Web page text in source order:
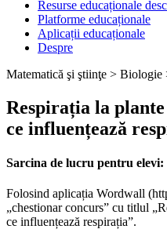
Resurse educaționale
Platforme educaționale
Aplicații educaționale
Despre
Matematică şi ştiinţe > Biologie
Respirația la
ce influențează
Sarcina de lucru pentru elevi:
Folosind aplicația Wordwall
„chestionar concurs” cu titlul
ce influențează respirația”.